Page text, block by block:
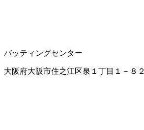
バッティングセンター
大阪府大阪市住之江区泉１丁目１－８２